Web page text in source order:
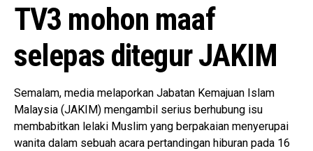
TV3 mohon maaf
selepas ditegur JAKIM
Semalam, media melaporkan Jabatan Kemajuan Islam
Malaysia (JAKIM) mengambil serius berhubung isu
membabitkan lelaki Muslim yang berpakaian menyerupai
wanita dalam sebuah acara pertandingan hiburan pada 16